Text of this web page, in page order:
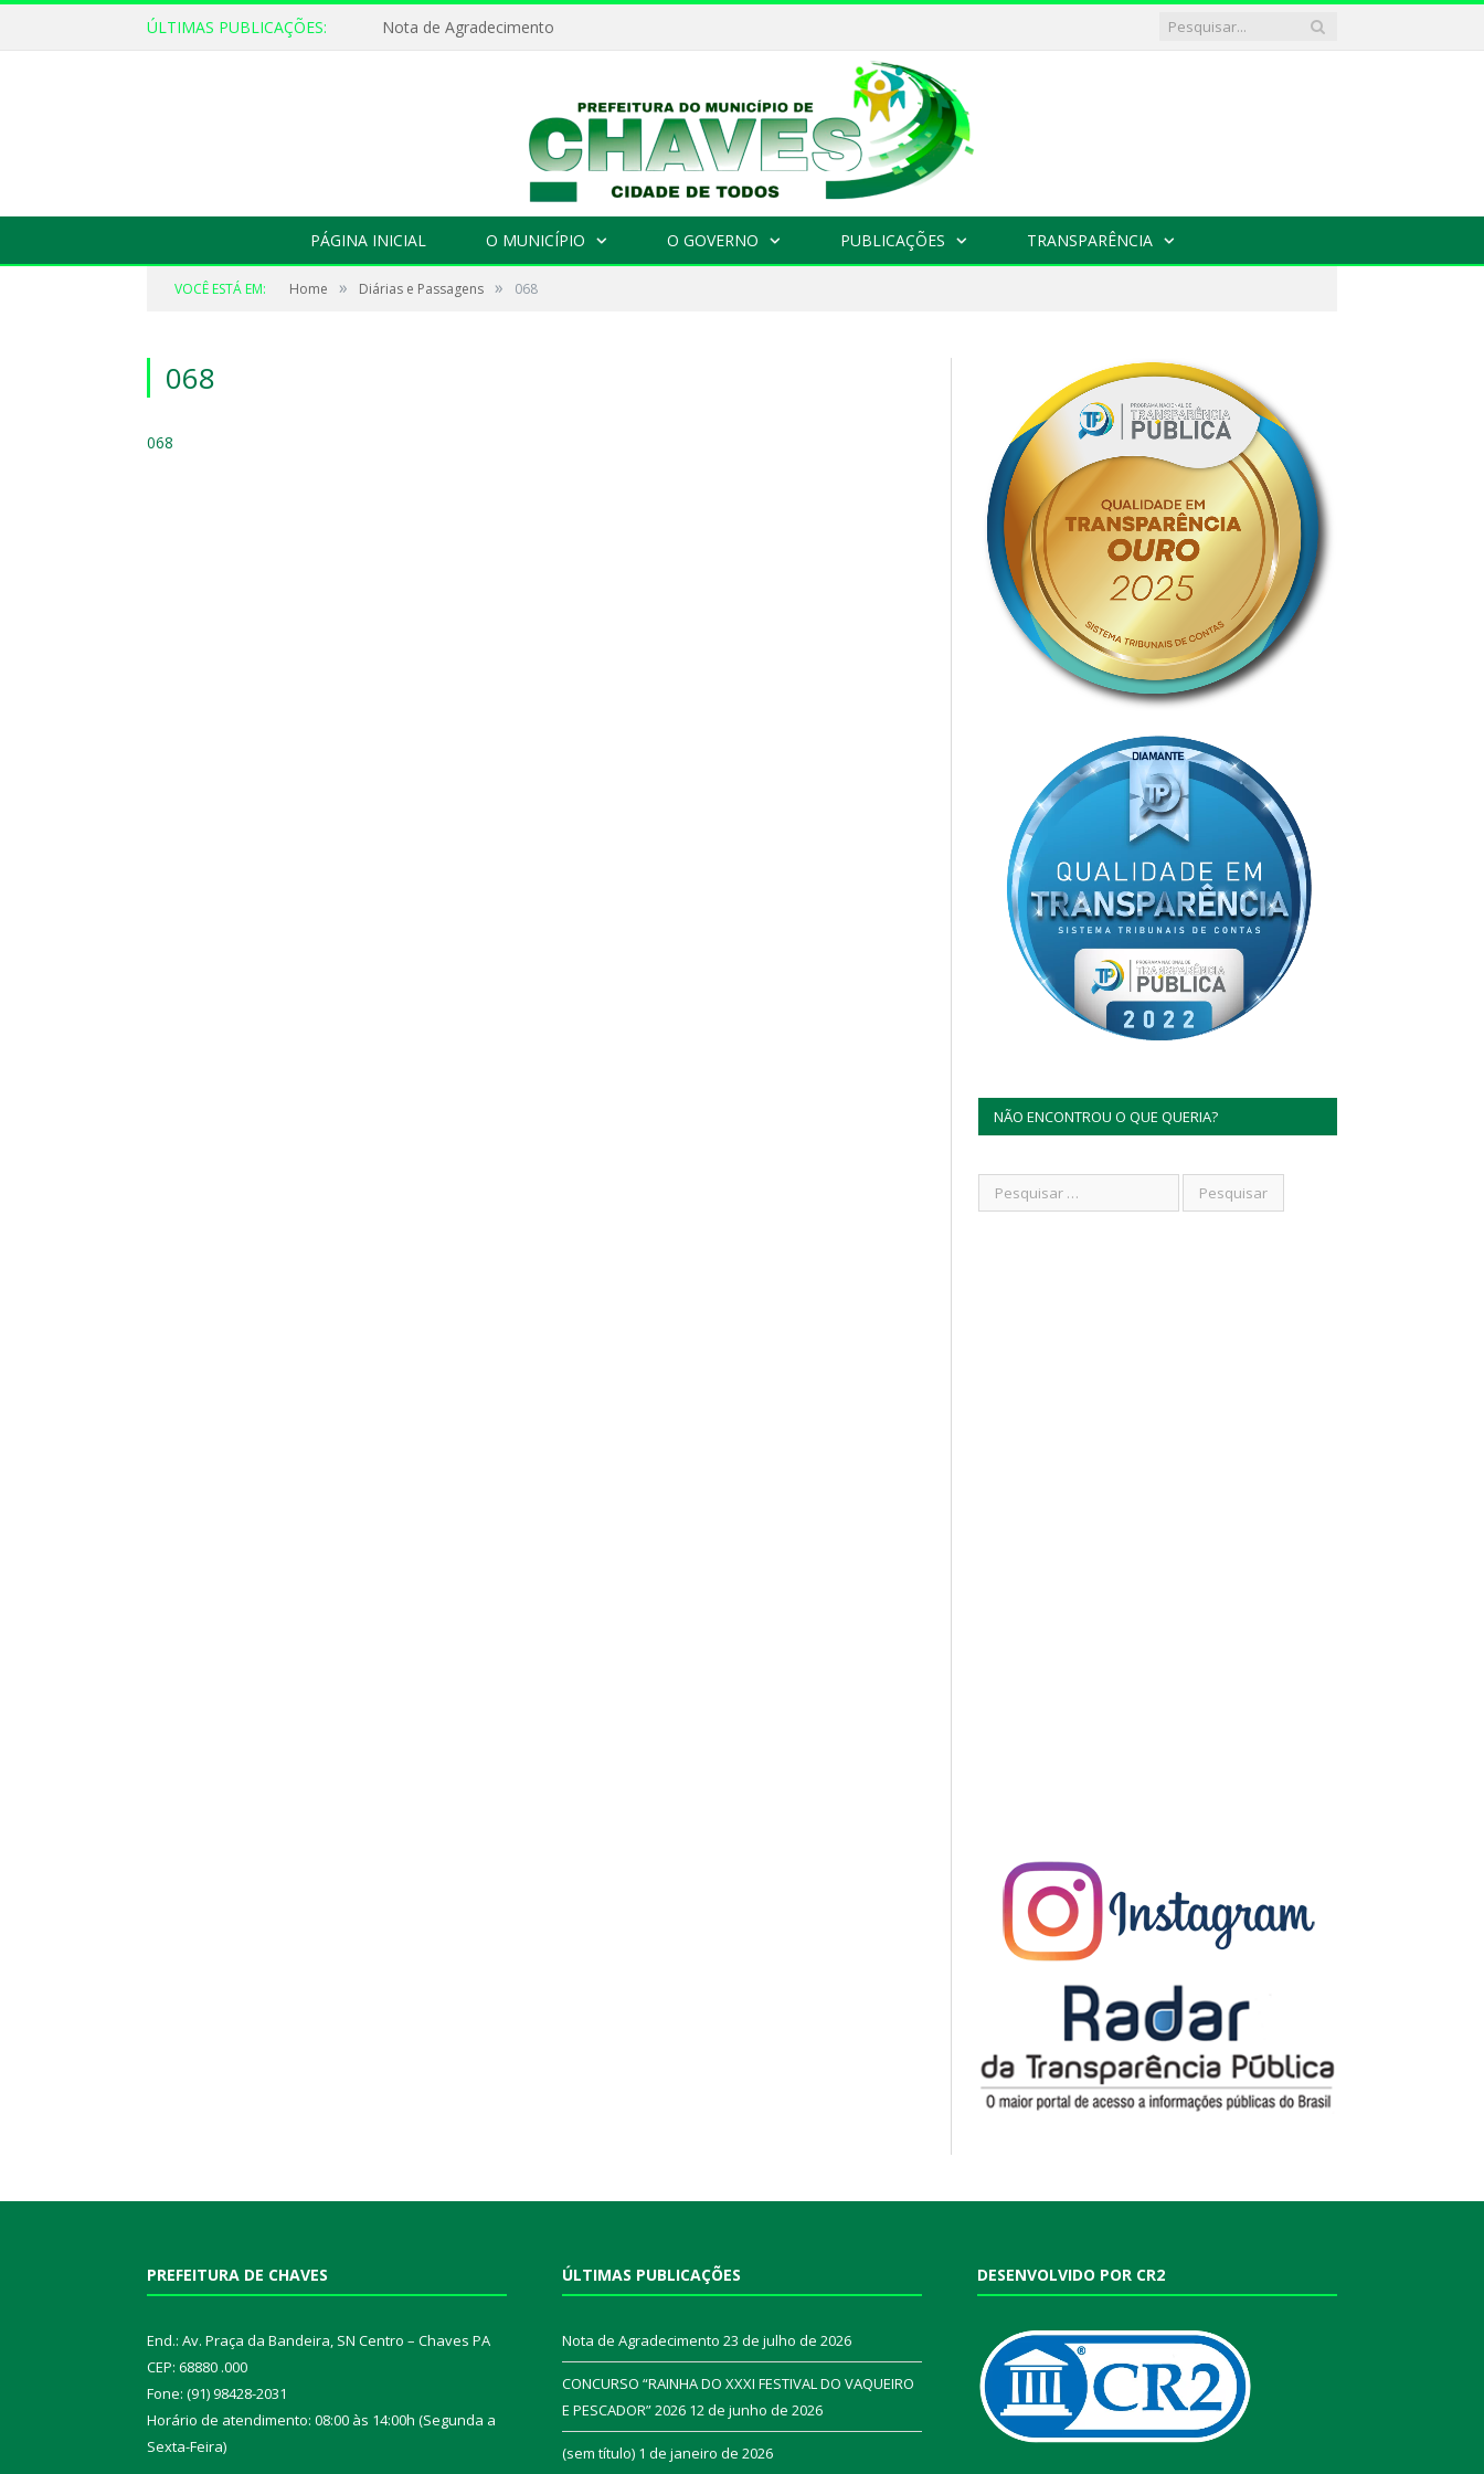
ÚLTIMAS PUBLICAÇÕES: Nota de Agradecimento
PÁGINA INICIAL O MUNICÍPIO O GOVERNO PUBLICAÇÕES TRANSPARÊNCIA
VOCÊ ESTÁ EM: Home » Diárias e Passagens » 068
068
068
NÃO ENCONTROU O QUE QUERIA?
PREFEITURA DE CHAVES
End.: Av. Praça da Bandeira, SN Centro – Chaves PA
CEP: 68880 .000
Fone: (91) 98428-2031
Horário de atendimento: 08:00 às 14:00h (Segunda a
Sexta-Feira)
ÚLTIMAS PUBLICAÇÕES
Nota de Agradecimento 23 de julho de 2026
CONCURSO “RAINHA DO XXXI FESTIVAL DO VAQUEIRO
E PESCADOR” 2026 12 de junho de 2026
(sem título) 1 de janeiro de 2026
DESENVOLVIDO POR CR2